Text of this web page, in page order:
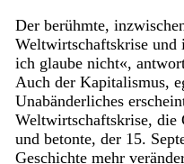
Der berühmte,
Weltwirtschaftskrise und
ich glaube nicht«,
Auch der Kapitalismus,
Unabänderliches
Weltwirtschaftskrise, die
und betonte, der 15.
Geschichte mehr